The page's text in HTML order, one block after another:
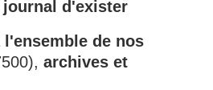
journal d'exister
l'ensemble de nos
archives et